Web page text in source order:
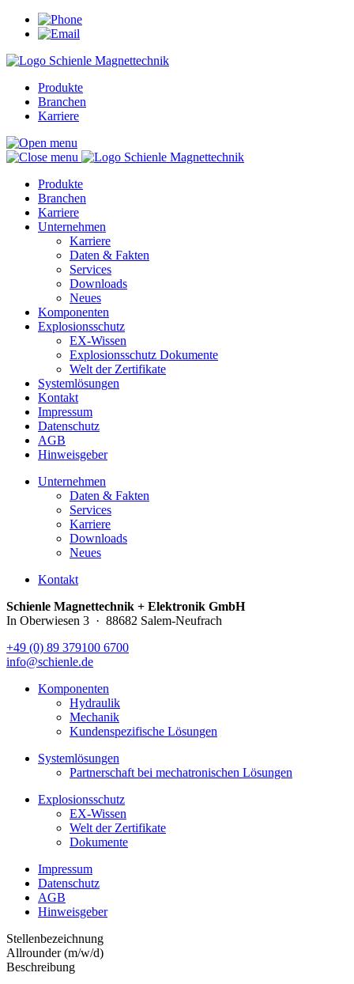
Produkte
Branchen
Karriere
Produkte
Branchen
Karriere
Unternehmen
Karriere
Daten & Fakten
Services
Downloads
Neues
Komponenten
Explosionsschutz
EX-Wissen
Explosionsschutz Dokumente
Welt der Zertifikate
Systemlösungen
Kontakt
Impressum
Datenschutz
AGB
Hinweisgeber
Unternehmen
Daten & Fakten
Services
Karriere
Downloads
Neues
Kontakt
Schienle Magnettechnik + Elektronik GmbH
In Oberwiesen 3 · 88682 Salem-Neufrach
+49 (0) 89 379100 6700
info@schienle.de
Komponenten
Hydraulik
Mechanik
Kundenspezifische Lösungen
Systemlösungen
Partnerschaft bei mechatronischen Lösungen
Explosionsschutz
EX-Wissen
Welt der Zertifikate
Dokumente
Impressum
Datenschutz
AGB
Hinweisgeber
Stellenbezeichnung
Allrounder (m/w/d)
Beschreibung